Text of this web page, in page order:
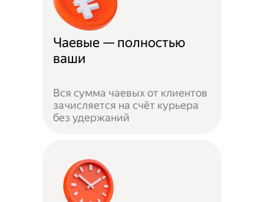
Чаевые — полностью
ваши
Вся сумма чаевых от клиентов
зачисляется на счёт курьера
без удержаний